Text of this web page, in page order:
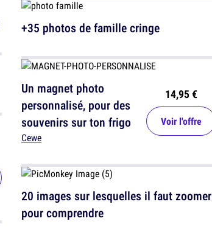
+35 photos de famille cringe
Un magnet photo
personnalisé, pour des
souvenirs sur ton frigo
Cewe
14,95 €
Voir l'offre
20 images sur lesquelles il faut zoomer
pour comprendre